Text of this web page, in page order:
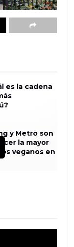
es la cadena
y Metro son
la mayor
veganos en